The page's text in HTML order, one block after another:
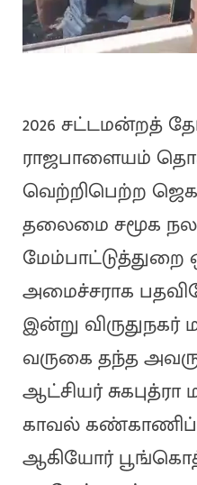
2026 சட்டமன்றத்
ராஜபாளையம்
வெற்றிபெற்ற
தலைமை சமூக
மேம்பாட்டுத்துறை
அமைச்சராக
இன்று விருதுநகர்
வருகை தந்த
ஆட்சியர்
காவல்
ஆகியோர்